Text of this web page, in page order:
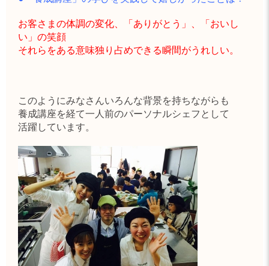
お客さまの体調の変化、「ありがとう」、「おいし
い」の笑顔
それらをある意味独り占めできる瞬間がうれしい。
このようにみなさんいろんな背景を持ちながらも
養成講座を経て一人前のパーソナルシェフとして
活躍しています。